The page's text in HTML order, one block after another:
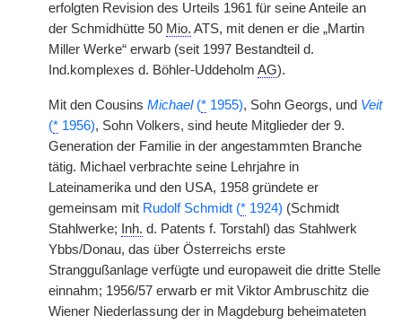
erfolgten Revision des Urteils 1961 für seine Anteile an
der Schmidhütte 50 Mio. ATS, mit denen er die „Martin
Miller Werke“ erwarb (seit 1997 Bestandteil d.
Ind.komplexes d. Böhler-Uddeholm AG).
Mit den Cousins Michael(* 1955), Sohn Georgs, und Veit
(* 1956), Sohn Volkers, sind heute Mitglieder der 9.
Generation der Familie in der angestammten Branche
tätig. Michael verbrachte seine Lehrjahre in
Lateinamerika und den USA, 1958 gründete er
gemeinsam mit Rudolf Schmidt (* 1924) (Schmidt
Stahlwerke;
Inh. d. Patents f. Torstahl) das Stahlwerk
Ybbs/Donau, das über Österreichs erste
Stranggußanlage verfügte und europaweit die dritte Stelle
einnahm; 1956/57 erwarb er mit Viktor Ambruschitz die
Wiener Niederlassung der in Magdeburg beheimateten